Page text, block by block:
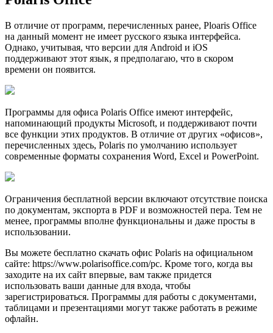
В отличие от программ, перечисленных ранее, Ploaris Office
на данный момент не имеет русского языка интерфейса.
Однако, учитывая, что версии для Android и iOS
поддерживают этот язык, я предполагаю, что в скором
времени он появится.
Программы для офиса Polaris Office имеют интерфейс,
напоминающий продукты Microsoft, и поддерживают почти
все функции этих продуктов. В отличие от других «офисов»,
перечисленных здесь, Polaris по умолчанию использует
современные форматы сохранения Word, Excel и PowerPoint.
Ограничения бесплатной версии включают отсутствие поиска
по документам, экспорта в PDF и возможностей пера. Тем не
менее, программы вполне функциональны и даже просты в
использовании.
Вы можете бесплатно скачать офис Polaris на официальном
сайте: https://www.polarisoffice.com/pc. Кроме того, когда вы
заходите на их сайт впервые, вам также придется
использовать ваши данные для входа, чтобы
зарегистрироваться. Программы для работы с документами,
таблицами и презентациями могут также работать в режиме
офлайн.